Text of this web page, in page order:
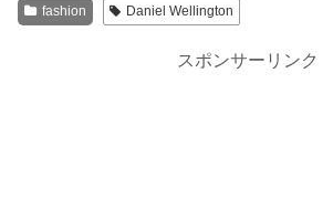
fashion Daniel Wellington
スポンサーリンク